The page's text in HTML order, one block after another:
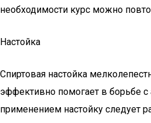
необходимости курс можно
Настойка
Спиртовая настойка
эффективно помогает в борьбе
применением настойку следует